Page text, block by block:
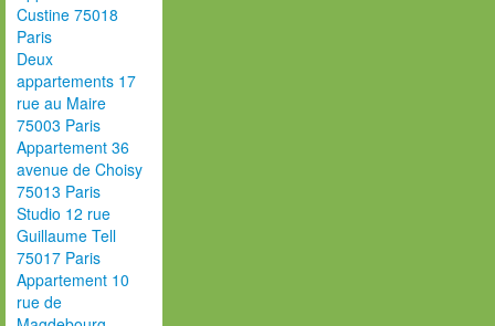
Custine 75018
Paris
Deux
appartements 17
rue au Maire
75003 Paris
Appartement 36
avenue de Choisy
75013 Paris
Studio 12 rue
Guillaume Tell
75017 Paris
Appartement 10
rue de